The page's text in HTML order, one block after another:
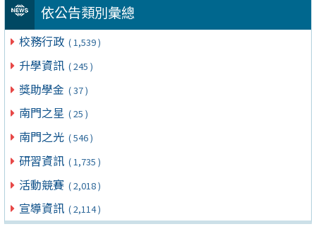
依公告類別彙總
校務行政 ( 1,539 )
升學資訊 ( 245 )
獎助學金 ( 37 )
南門之星 ( 25 )
南門之光 ( 546 )
研習資訊 ( 1,735 )
活動競賽 ( 2,018 )
宣導資訊 ( 2,114 )